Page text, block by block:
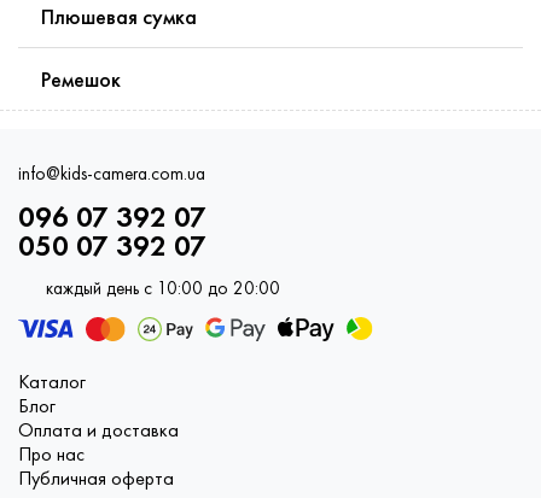
Плюшевая сумка
Ремешок
info@kids-camera.com.ua
096 07 392 07
050 07 392 07
каждый день с 10:00 до 20:00
Каталог
Блог
Оплата и доставка
Про нас
Публичная оферта